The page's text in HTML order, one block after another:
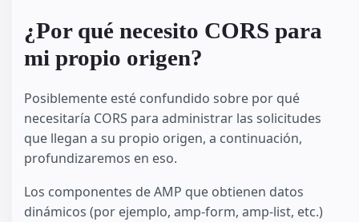
¿Por qué necesito CORS para
mi propio origen?
Posiblemente esté confundido sobre por qué
necesitaría CORS para administrar las solicitudes
que llegan a su propio origen, a continuación,
profundizaremos en eso.
Los componentes de AMP que obtienen datos
dinámicos (por ejemplo, amp-form, amp-list, etc.)